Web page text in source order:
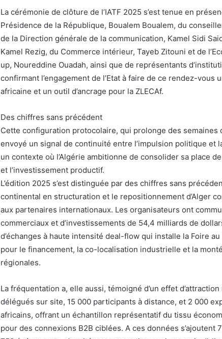
La cérémonie de clôture de l’IATF 2025 s’est tenue en
Présidence de la République, Boualem Boualem, du
de la Direction générale de la communication, Kamel Sidi
Kamel Rezig, du Commerce intérieur, Tayeb Zitouni et de
up, Noureddine Ouadah, ainsi que de représentants
confirmant l’engagement de l’Etat à faire de ce rendez-vous
africaine et un outil d’ancrage pour la ZLECAf.
Des chiffres sans précédent
Cette configuration protocolaire, qui prolonge des semaines
envoyé un signal de continuité entre l’impulsion politique
un contexte où l’Algérie ambitionne de consolider sa place
et l’investissement productif.
L’édition 2025 s’est distinguée par des chiffres sans
continental en structuration et le repositionnement d’Alger
aux partenaires internationaux. Les organisateurs ont
commerciaux et d’investissements de 54,4 milliards de
d’échanges à haute intensité deal-flow qui installe la Foire
pour le financement, la co-localisation industrielle et la
régionales.
La fréquentation a, elle aussi, témoigné d’un effet
délégués sur site, 15 000 participants à distance, et 2 000
africains, offrant un échantillon représentatif du tissu
pour des connexions B2B ciblées. A ces données s’ajoutent